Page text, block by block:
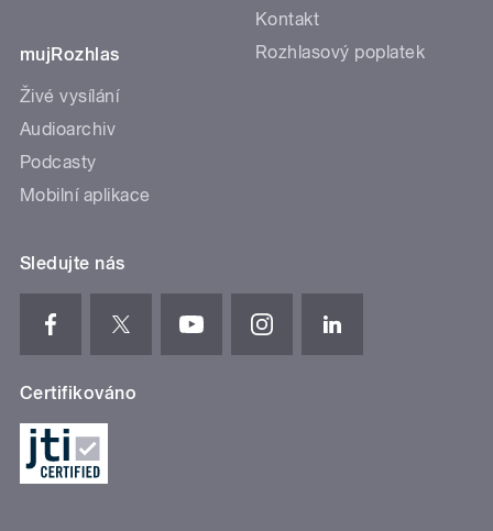
mujRozhlas
Živé vysílání
Audioarchiv
Podcasty
Mobilní aplikace
Kontakt
Rozhlasový poplatek
Sledujte nás
Certifikováno